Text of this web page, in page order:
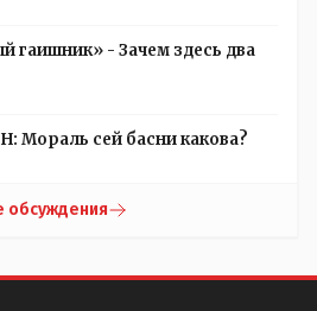
гаишник» - Зачем здесь два
Мораль сей басни какова?
обсуждения